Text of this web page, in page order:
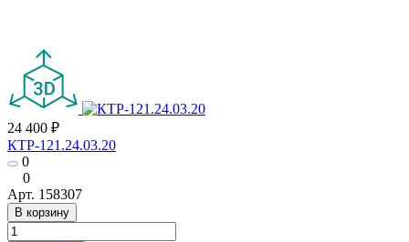
24 400 ₽
КТР-121.24.03.20
0
0
Арт. 158307
В корзину